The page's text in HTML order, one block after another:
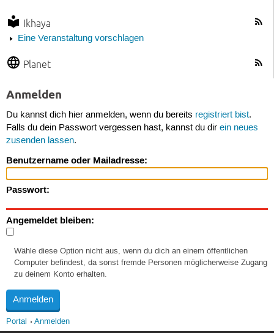
Ikhaya
Eine Veranstaltung vorschlagen
Planet
Anmelden
Du kannst dich hier anmelden, wenn du bereits registriert bist.
Falls du dein Passwort vergessen hast, kannst du dir ein neues
zusenden lassen.
Benutzername oder Mailadresse:
Passwort:
Angemeldet bleiben:
Wähle diese Option nicht aus, wenn du dich an einem öffentlichen
Computer befindest, da sonst fremde Personen möglicherweise Zugang
zu deinem Konto erhalten.
Portal Anmelden